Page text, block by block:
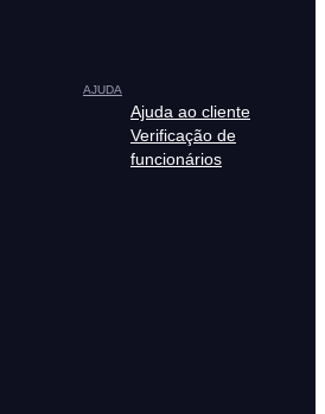
AJUDA
Ajuda ao cliente
Verificação de
funcionários